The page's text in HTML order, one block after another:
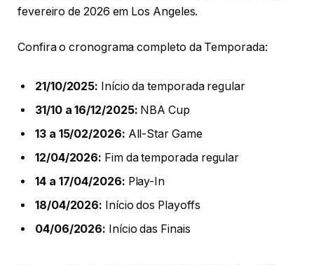
fevereiro de 2026 em Los Angeles.
Confira o cronograma completo da Temporada:
21/10/2025: Início da temporada regular
31/10 a 16/12/2025: NBA Cup
13 a 15/02/2026: All-Star Game
12/04/2026: Fim da temporada regular
14 a 17/04/2026: Play-In
18/04/2026: Início dos Playoffs
04/06/2026: Início das Finais